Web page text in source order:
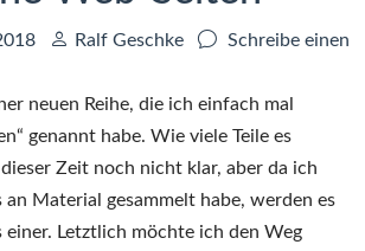
Autor:
Ralf Geschke
Schreibe einen
neuen Reihe, die ich einfach mal
genannt habe. Wie viele Teile es
Zeit noch nicht klar, aber da ich
an Material gesammelt habe, werden es
einer. Letztlich möchte ich den Weg